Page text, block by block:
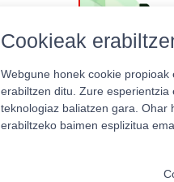
Cookieak
Webgune honek cookie
erabiltzen ditu. Zure
teknologiaz baliatzen gara. Ohar
erabiltzeko baimen esplizitua